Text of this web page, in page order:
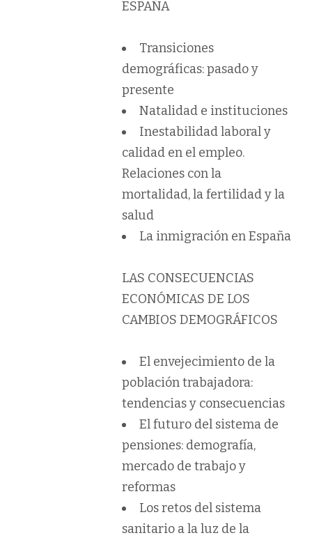
ESPAÑA
Transiciones
demográficas: pasado y
presente
Natalidad e instituciones
Inestabilidad laboral y
calidad en el empleo.
Relaciones con la
mortalidad, la fertilidad y la
salud
La inmigración en España
LAS CONSECUENCIAS
ECONÓMICAS DE LOS
CAMBIOS DEMOGRÁFICOS
El envejecimiento de la
población trabajadora:
tendencias y consecuencias
El futuro del sistema de
pensiones: demografía,
mercado de trabajo y
reformas
Los retos del sistema
sanitario a la luz de la